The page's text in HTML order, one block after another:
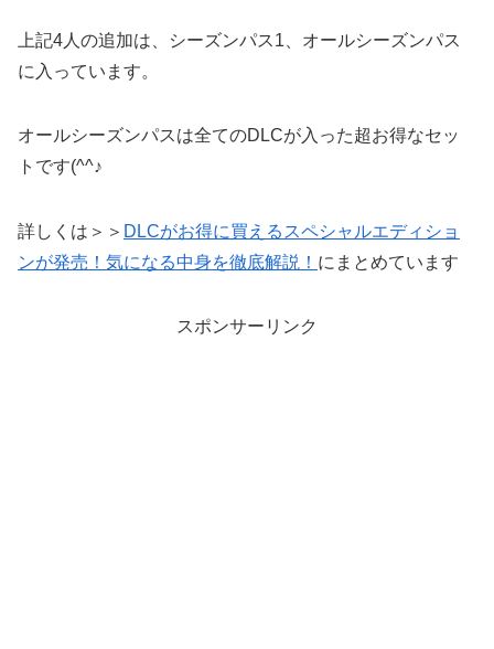
上記4人の追加は、シーズンパス1、オールシーズンパス
に入っています。
オールシーズンパスは全てのDLCが入った超お得なセッ
トです(^^♪
詳しくは＞＞ DLCがお得に買えるスペシャルエディショ
ンが発売！気になる中身を徹底解説！ にまとめています
スポンサーリンク